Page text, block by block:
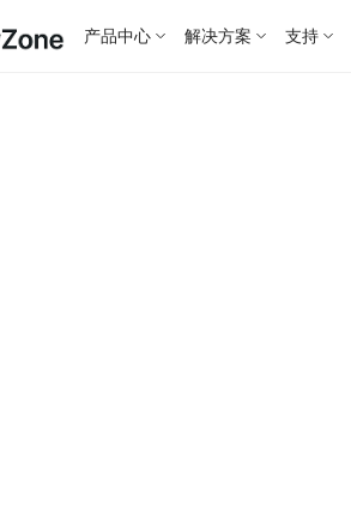
产品中心 解决方案 支持